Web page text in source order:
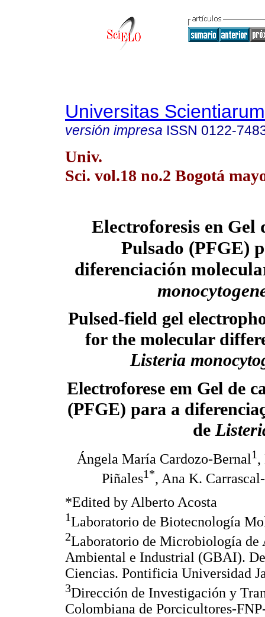
Universitas Scientiarum
versión impresa ISSN 0122-
Univ.
Sci. vol.18 no.2 Bogotá
Electroforesis en Gel
Pulsado (PFGE)
diferenciación
Pulsed-field gel
for the molecular
Listeria
Electroforese em Gel de
(PFGE) para a
de
Ángela María Cardozo-Bernal1,
Piñales1*, Ana K.
*Edited by Alberto Acosta
1Laboratorio de Biotecnología
2Laboratorio de Microbiología de
Ambiental e Industrial (GBAI).
Ciencias. Pontificia Universidad
3Dirección de Investigación y
Colombiana de Porcicultores-